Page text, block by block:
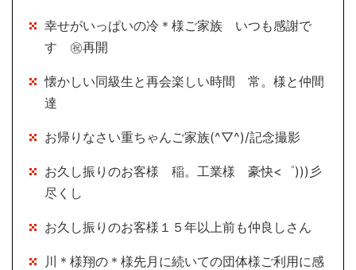
幸せがいっぱいの冷＊様ご家族 いつも感謝で
す ㊗再開
懐かしい同級生と再会楽しい時間 常。様と仲間
達
お帰りなさい重ちゃんご家族(^▽^)/記念撮影
お久し振りのお客様 稲。工業様 豪快<゜)))彡
尽くし
お久し振りのお客様１５年以上前も仲良しさん
川＊様翔の＊様先月に続いての団体様ご利用に感